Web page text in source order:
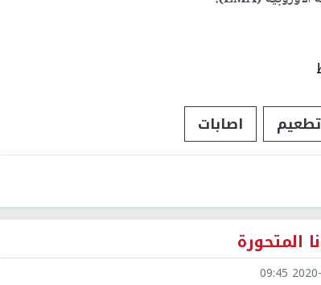
اصابات
المتحورة
2020-